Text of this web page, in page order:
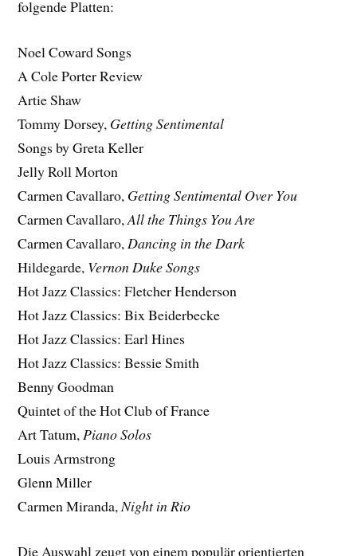
folgende Platten:
Noel Coward Songs
A Cole Porter Review
Artie Shaw
Tommy Dorsey, Getting Sentimental
Songs by Greta Keller
Jelly Roll Morton
Carmen Cavallaro, Getting Sentimental Over You
Carmen Cavallaro,All the Things You Are
Carmen Cavallaro,Dancing in the Dark
Hildegarde, Vernon Duke Songs
Hot Jazz Classics: Fletcher Henderson
Hot Jazz Classics: Bix Beiderbecke
Hot Jazz Classics: Earl Hines
Hot Jazz Classics: Bessie Smith
Benny Goodman
Quintet of the Hot Club of France
Art Tatum,Piano Solos
Louis Armstrong
Glenn Miller
Carmen Miranda,Night in Rio
Die Auswahl zeugt von einem populär orientierten